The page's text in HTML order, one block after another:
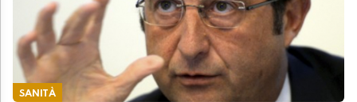
SANITÀ